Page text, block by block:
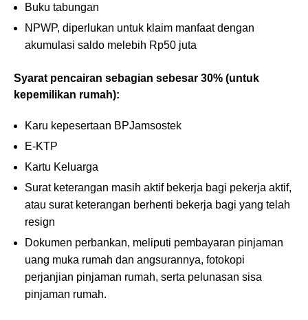
Buku tabungan
NPWP, diperlukan untuk klaim manfaat dengan
akumulasi saldo melebih Rp50 juta
Syarat pencairan sebagian sebesar 30% (untuk
kepemilikan rumah):
Karu kepesertaan BPJamsostek
E-KTP
Kartu Keluarga
Surat keterangan masih aktif bekerja bagi pekerja aktif,
atau surat keterangan berhenti bekerja bagi yang telah
resign
Dokumen perbankan, meliputi pembayaran pinjaman
uang muka rumah dan angsurannya, fotokopi
perjanjian pinjaman rumah, serta pelunasan sisa
pinjaman rumah.